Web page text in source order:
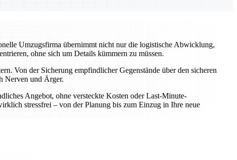
Umzugsfirma übernimmt nicht nur die logistische Abwicklung,
ohne sich um Details kümmern zu müssen.
Von der Sicherung empfindlicher Gegenstände über den sicheren
Nerven und Ärger.
Angebot, ohne versteckte Kosten oder Last-Minute-
stressfrei – von der Planung bis zum Einzug in Ihre neue